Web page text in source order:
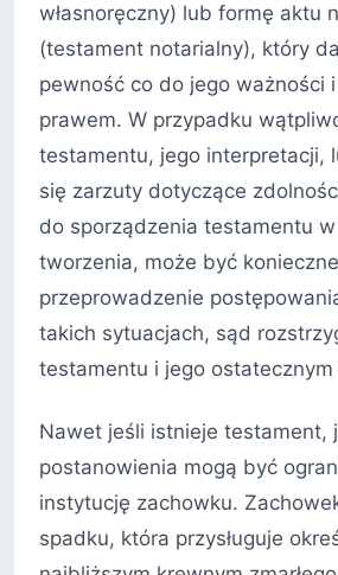
własnoręczny) lub formę aktu
(testament notarialny), który
pewność co do jego ważności
prawem. W przypadku
testamentu, jego interpretacji,
się zarzuty dotyczące
do sporządzenia testamentu
tworzenia, może być konieczne
przeprowadzenie
takich sytuacjach, sąd
testamentu i jego ostatecznym
Nawet jeśli istnieje testament,
postanowienia mogą być
instytucję zachowku.
spadku, która przysługuje